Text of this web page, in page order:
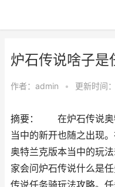
炉石传说啥子是
作者： admin • 更新时间
摘要： 在炉石传说奥
当中的新开也随之出现
奥特兰克版本当中的玩
家会问炉石传说什么是